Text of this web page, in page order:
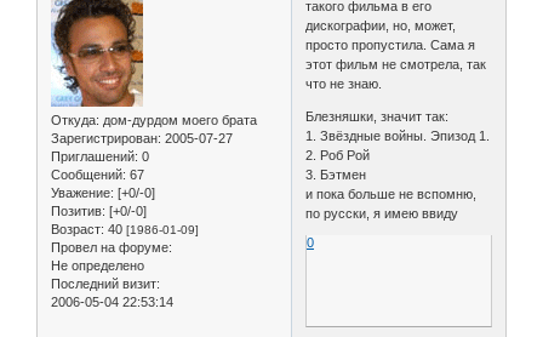
Откуда: дом-дурдом моего брата
Зарегистрирован: 2005-07-27
Приглашений: 0
Сообщений: 67
Уважение: [+0/-0]
Позитив: [+0/-0]
Возраст: 40 [1986-01-09]
Провел на форуме:
Не определено
Последний визит:
2006-05-04 22:53:14
такого фильма в его
дискографии, но, может,
просто пропустила. Сама я
этот фильм не смотрела, так
что не знаю.
Блезняшки, значит так:
1. Звёздные войны. Эпизод 1.
2. Роб Рой
3. Бэтмен
и пока больше не вспомню,
по русски, я имею ввиду
0